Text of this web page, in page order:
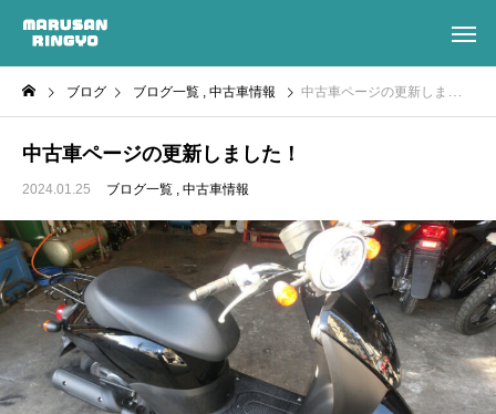
ブログ ブログ一覧 中古車情報 中古車ページの更新しました！
中古車ページの更新しました！
2024.01.25 ブログ一覧 中古車情報